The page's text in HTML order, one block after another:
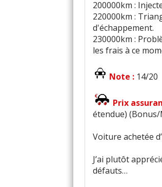
200000km :
220000km :
d'échappement.
230000km :
les frais à ce
Note : 14/20
Prix
étendue) (Bonus/
Voiture achetée
J’ai plutôt
défauts…